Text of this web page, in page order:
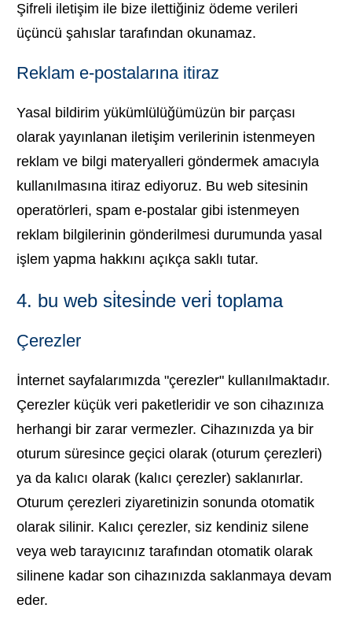
Şifreli iletişim ile bize ilettiğiniz ödeme verileri
üçüncü şahıslar tarafından okunamaz.
Reklam e-postalarına itiraz
Yasal bildirim yükümlülüğümüzün bir parçası
olarak yayınlanan iletişim verilerinin istenmeyen
reklam ve bilgi materyalleri göndermek amacıyla
kullanılmasına itiraz ediyoruz. Bu web sitesinin
operatörleri, spam e-postalar gibi istenmeyen
reklam bilgilerinin gönderilmesi durumunda yasal
işlem yapma hakkını açıkça saklı tutar.
4. bu web si̇tesi̇nde veri̇ toplama
Çerezler
İnternet sayfalarımızda "çerezler" kullanılmaktadır.
Çerezler küçük veri paketleridir ve son cihazınıza
herhangi bir zarar vermezler. Cihazınızda ya bir
oturum süresince geçici olarak (oturum çerezleri)
ya da kalıcı olarak (kalıcı çerezler) saklanırlar.
Oturum çerezleri ziyaretinizin sonunda otomatik
olarak silinir. Kalıcı çerezler, siz kendiniz silene
veya web tarayıcınız tarafından otomatik olarak
silinene kadar son cihazınızda saklanmaya devam
eder.